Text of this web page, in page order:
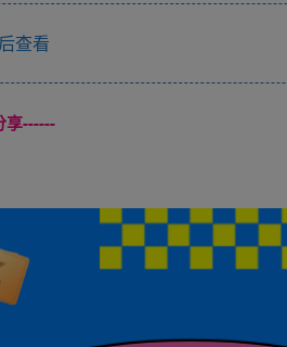
查看
享------